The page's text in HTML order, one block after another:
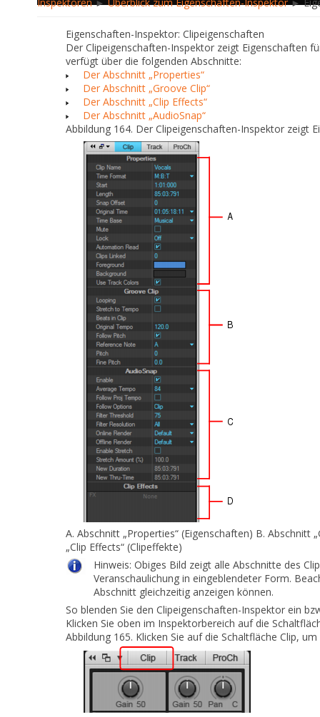
Eigenschaften-Inspektor: Clipeigenschaften
Der Clipeigenschaften-Inspektor zeigt Eigenschaften
verfügt über die folgenden Abschnitte:
Der Abschnitt „Properties“
Der Abschnitt „Groove Clip“
Der Abschnitt „Clip Effects“
Der Abschnitt „AudioSnap“
Abbildung 164. Der Clipeigenschaften-Inspektor zeigt
A. Abschnitt „Properties“ (Eigenschaften) B. Abschnitt
„Clip Effects“ (Clipeffekte)
Hinweis:Obiges Bild zeigt alle Abschnitte des
Veranschaulichung in eingeblendeter Form.
Abschnitt gleichzeitig anzeigen können.
So blenden Sie den Clipeigenschaften-Inspektor ein
Klicken Sie oben im Inspektorbereich auf die
Abbildung 165. Klicken Sie auf die Schaltfläche Clip, um